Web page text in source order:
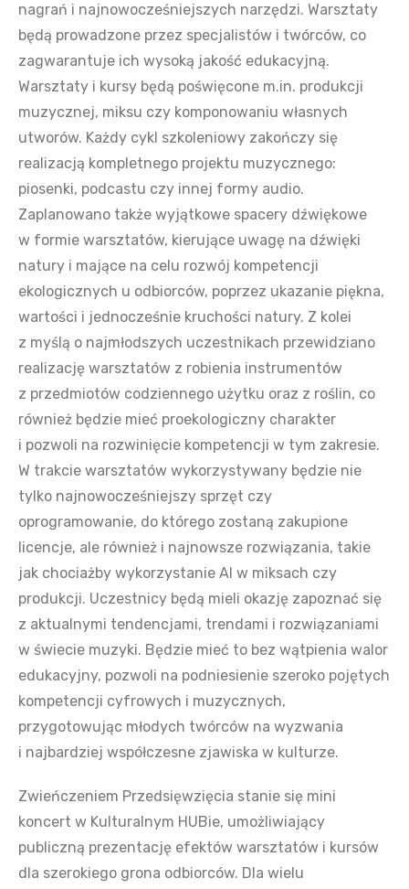
nagrań i najnowocześniejszych narzędzi. Warsztaty
będą prowadzone przez specjalistów i twórców, co
zagwarantuje ich wysoką jakość edukacyjną.
Warsztaty i kursy będą poświęcone m.in. produkcji
muzycznej, miksu czy komponowaniu własnych
utworów. Każdy cykl szkoleniowy zakończy się
realizacją kompletnego projektu muzycznego:
piosenki, podcastu czy innej formy audio.
Zaplanowano także wyjątkowe spacery dźwiękowe
w formie warsztatów, kierujące uwagę na dźwięki
natury i mające na celu rozwój kompetencji
ekologicznych u odbiorców, poprzez ukazanie piękna,
wartości i jednocześnie kruchości natury. Z kolei
z myślą o najmłodszych uczestnikach przewidziano
realizację warsztatów z robienia instrumentów
z przedmiotów codziennego użytku oraz z roślin, co
również będzie mieć proekologiczny charakter
i pozwoli na rozwinięcie kompetencji w tym zakresie.
W trakcie warsztatów wykorzystywany będzie nie
tylko najnowocześniejszy sprzęt czy
oprogramowanie, do którego zostaną zakupione
licencje, ale również i najnowsze rozwiązania, takie
jak chociażby wykorzystanie AI w miksach czy
produkcji. Uczestnicy będą mieli okazję zapoznać się
z aktualnymi tendencjami, trendami i rozwiązaniami
w świecie muzyki. Będzie mieć to bez wątpienia walor
edukacyjny, pozwoli na podniesienie szeroko pojętych
kompetencji cyfrowych i muzycznych,
przygotowując młodych twórców na wyzwania
i najbardziej współczesne zjawiska w kulturze.
Zwieńczeniem Przedsięwzięcia stanie się mini
koncert w Kulturalnym HUBie, umożliwiający
publiczną prezentację efektów warsztatów i kursów
dla szerokiego grona odbiorców. Dla wielu